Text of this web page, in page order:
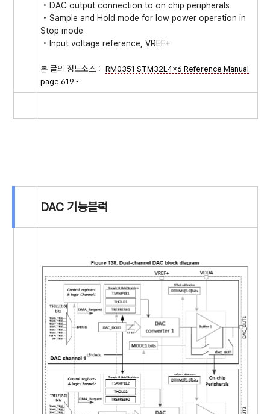
• DAC output connection to on chip peripherals
• Sample and Hold mode for low power operation in
Stop mode
• Input voltage reference, VREF+
본 글의 정보소스 : RM0351 STM32L4x6 Reference Manual
page 619~
DAC 기능블럭